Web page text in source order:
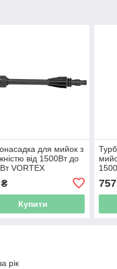
для мийок з
від 1500Вт до
VORTEX
Купити
757
рік